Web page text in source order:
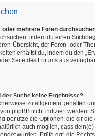
oder mehrere Foren
indem du einen
Übersicht, der Foren- oder
erhältst du, indem du den
Seite des Forums aus
der Suche keine Ergebnisse?
zu allgemein gehalten
phpBB nicht indiziert werden.
benutze die Optionen, die dir die
auch möglich, dass
wurden. Prüfe ggf. die